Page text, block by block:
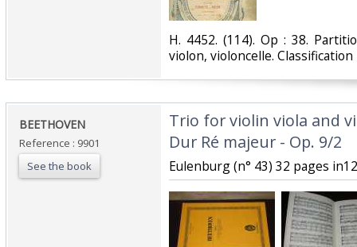
‎H. 4452. (114). Op : 38.
violon, violoncelle.
‎BEETHOVEN‎
Reference : 9901
See the book
‎Trio for violin viola and
Dur Ré majeur - Op. 9/2‎
‎Eulenburg (n° 43) 32 pages